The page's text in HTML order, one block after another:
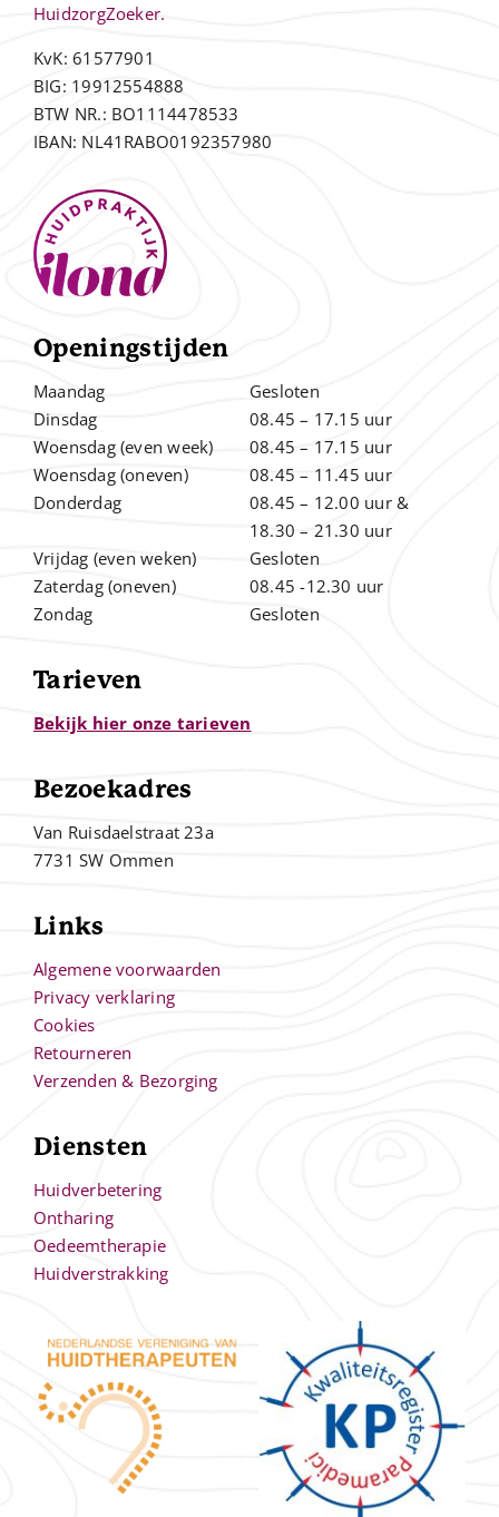
HuidzorgZoeker.
KvK: 61577901
BIG: 19912554888
BTW NR.: BO1114478533
IBAN: NL41RABO0192357980
Openingstijden
Maandag
Dinsdag
Woensdag (even week)
Woensdag (oneven)
Donderdag
Vrijdag (even weken)
Zaterdag (oneven)
Zondag
Gesloten
08.45 – 17.15 uur
08.45 – 17.15 uur
08.45 – 11.45 uur
08.45 – 12.00 uur &
18.30 – 21.30 uur
Gesloten
08.45 -12.30 uur
Gesloten
Tarieven
Bekijk hier onze tarieven
Bezoekadres
Van Ruisdaelstraat 23a
7731 SW Ommen
Links
Algemene voorwaarden
Privacy verklaring
Cookies
Retourneren
Verzenden & Bezorging
Diensten
Huidverbetering
Ontharing
Oedeemtherapie
Huidverstrakking